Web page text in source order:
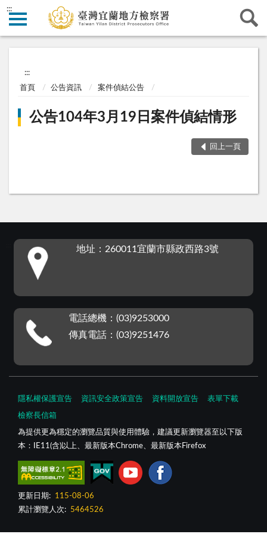
:::
:::
首頁 公告資訊 案件偵結公告
公告104年3月19日案件偵結情形
回上一頁
地址：260011宜蘭市縣政西路3號
電話總機：(03)9253000
傳真電話：(03)9251476
隱私權保護宣告 資訊安全政策宣告 資料開放宣告 表單下載
檢察長信箱
為提供更為穩定的瀏覽品質與使用體驗，建議更新瀏覽器至以下版
本：IE11(含)以上、最新版本Chrome、最新版本Firefox
更新日期:
115-08-06
累計瀏覽人次:
5464526